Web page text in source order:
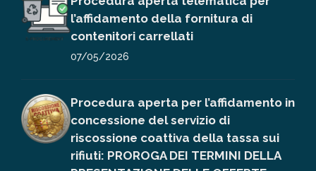
l’affidamento della fornitura di
contenitori carrellati
07/05/2026
Procedura aperta per l’affidamento in
concessione del servizio di
riscossione coattiva della tassa sui
rifiuti: PROROGA DEI TERMINI DELLA